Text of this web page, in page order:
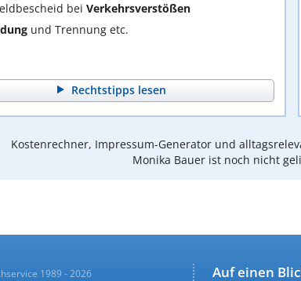
bei Verkehrsverstößen
und Trennung etc.
Rechtstipps lesen
Kostenrechner, Impressum-Generator und
Monika Bauer ist noch nicht
Auf einen
1989 - 2026